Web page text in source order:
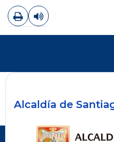
ImprimirLeer contenido
Alcaldía de